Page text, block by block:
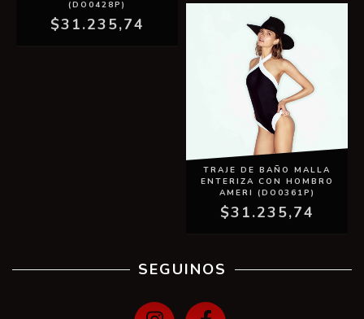
(DO0428P)
$31.235,74
TRAJE DE BAÑO MALLA
ENTERIZA CON HOMBRO
AMERI (DO0361P)
$31.235,74
SEGUINOS